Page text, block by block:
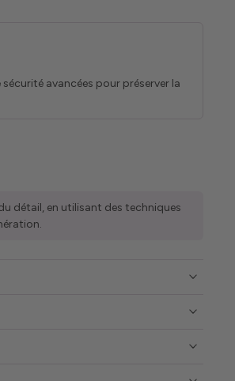
avancées pour préserver la
détail, en utilisant des techniques